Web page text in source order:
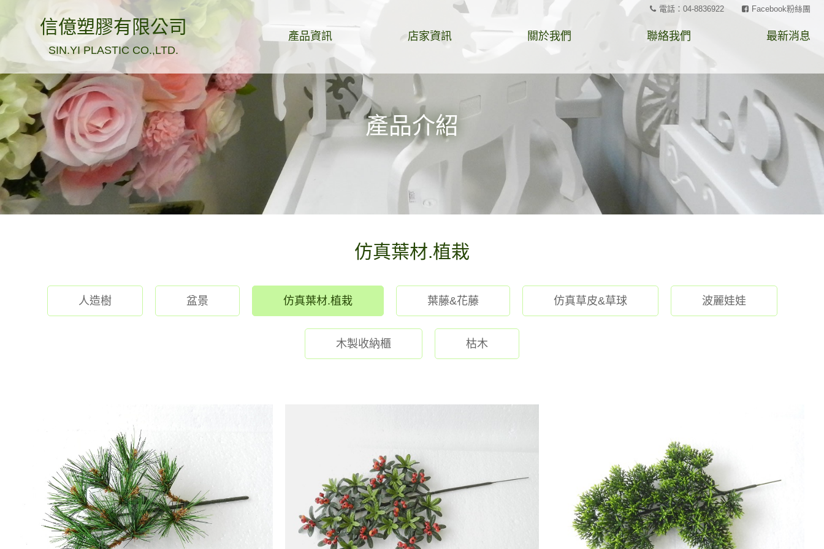
信億塑膠有限公司
SIN.YI PLASTIC CO.,LTD.
電話：04-8836922 Facebook粉絲團
產品資訊 店家資訊 關於我們 聯絡我們 最新消息
產品介紹
仿真葉材.植栽
人造樹 盆景 仿真葉材.植栽 葉藤&花藤 仿真草皮&草球 波麗娃娃
木製收納櫃 枯木